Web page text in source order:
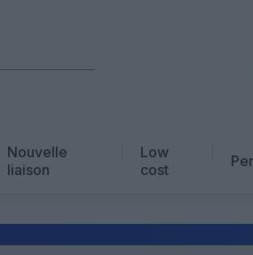
Nouvelle
liaison
Low
cost